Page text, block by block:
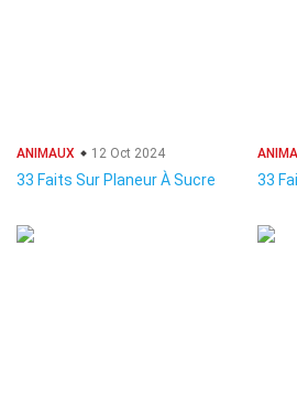
ANIMAUX 12 Oct 2024
33 Faits Sur Planeur À Sucre 33